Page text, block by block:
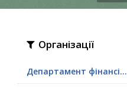
Організації
Департамент фінансі...